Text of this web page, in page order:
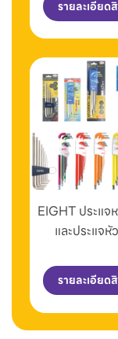
รายละเอียด
EIGHT ประแจ
และประแจหั
รายละเอียด